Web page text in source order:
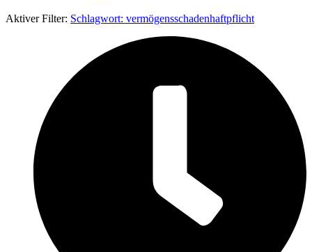
Aktiver Filter: Schlagwort: vermögensschadenhaftpflicht